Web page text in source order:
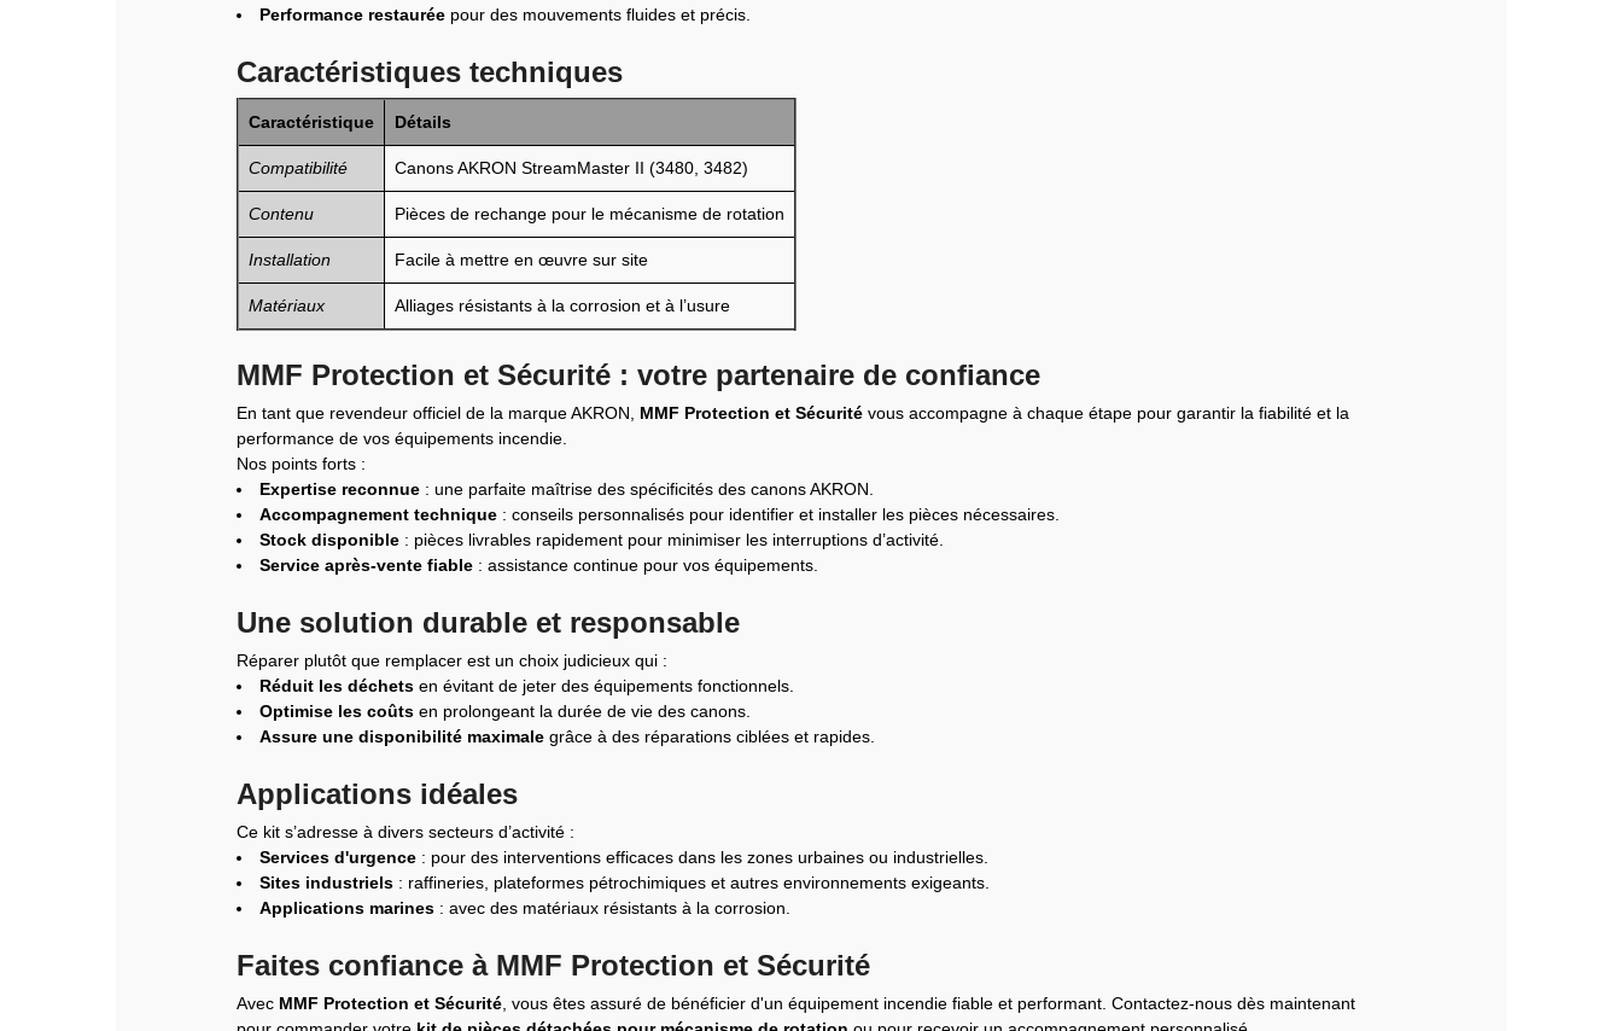
Performance restaurée pour des mouvements fluides et précis.
Caractéristiques techniques
Caractéristique Détails
Compatibilité Canons AKRON StreamMaster II (3480, 3482)
Contenu Pièces de rechange pour le mécanisme de rotation
Installation Facile à mettre en œuvre sur site
Matériaux Alliages résistants à la corrosion et à l’usure
MMF Protection et Sécurité : votre partenaire de confiance
En tant que revendeur officiel de la marque AKRON, MMF Protection et Sécurité vous accompagne à chaque étape pour garantir la fiabilité et la
performance de vos équipements incendie.
Nos points forts :
Expertise reconnue : une parfaite maîtrise des spécificités des canons AKRON.
Accompagnement technique : conseils personnalisés pour identifier et installer les pièces nécessaires.
Stock disponible : pièces livrables rapidement pour minimiser les interruptions d’activité.
Service après-vente fiable : assistance continue pour vos équipements.
Une solution durable et responsable
Réparer plutôt que remplacer est un choix judicieux qui :
Réduit les déchets en évitant de jeter des équipements fonctionnels.
Optimise les coûts en prolongeant la durée de vie des canons.
Assure une disponibilité maximale grâce à des réparations ciblées et rapides.
Applications idéales
Ce kit s’adresse à divers secteurs d’activité :
Services d'urgence : pour des interventions efficaces dans les zones urbaines ou industrielles.
Sites industriels : raffineries, plateformes pétrochimiques et autres environnements exigeants.
Applications marines : avec des matériaux résistants à la corrosion.
Faites confiance à MMF Protection et Sécurité
Avec MMF Protection et Sécurité , vous êtes assuré de bénéficier d'un équipement incendie fiable et performant. Contactez-nous dès maintenant